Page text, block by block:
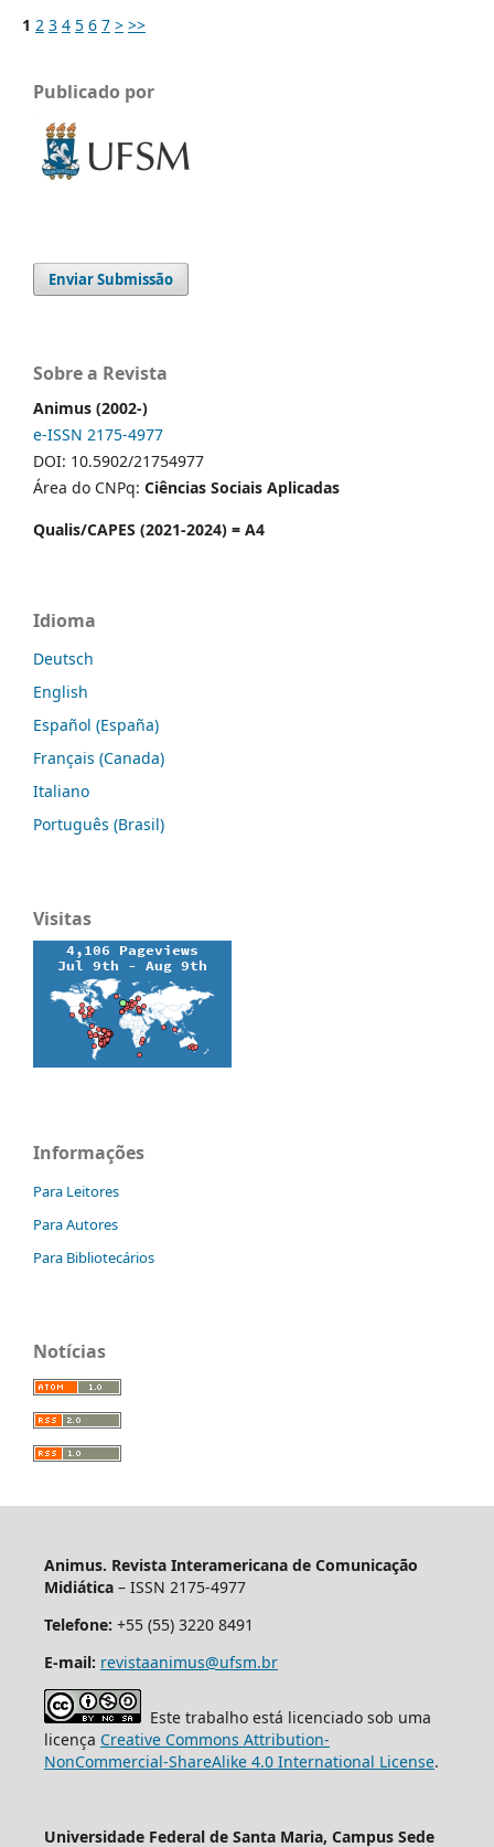
1 2 3 4 5 6 7 > >>
Publicado por
Enviar Submissão
Sobre a Revista
Animus (2002-)
e-ISSN 2175-4977
DOI: 10.5902/21754977
Área do CNPq: Ciências Sociais Aplicadas
Qualis/CAPES (2021-2024) = A4
Idioma
Deutsch
English
Español (España)
Français (Canada)
Italiano
Português (Brasil)
Visitas
Informações
Para Leitores
Para Autores
Para Bibliotecários
Notícias
Animus. Revista Interamericana de Comunicação
Midiática– ISSN 2175-4977
Telefone: +55 (55) 3220 8491
E-mail: revistaanimus@ufsm.br
Este trabalho está licenciado sob uma
licença Creative Commons Attribution-
NonCommercial-ShareAlike 4.0 International License.
Universidade Federal de Santa Maria, Campus Sede